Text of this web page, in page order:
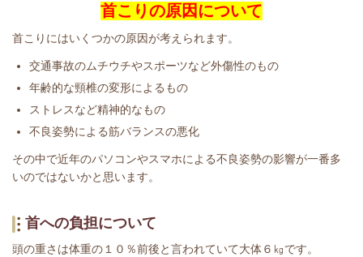
首こりの原因について
首こりにはいくつかの原因が考えられます。
交通事故のムチウチやスポーツなど外傷性のもの
年齢的な頸椎の変形によるもの
ストレスなど精神的なもの
不良姿勢による筋バランスの悪化
その中で近年のパソコンやスマホによる不良姿勢の影響が一番多
いのではないかと思います。
首への負担について
頭の重さは体重の１０％前後と言われていて大体６㎏です。